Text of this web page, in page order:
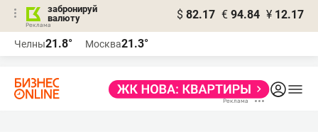
забронируй
валюту
$ 82.17 € 94.84 ¥ 12.17
Челны21.8° Москва21.3°